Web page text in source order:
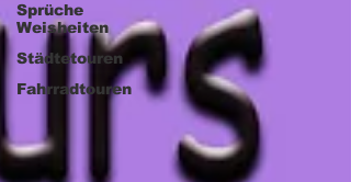
Sprüche
Weisheiten
Städtetouren
Fahrradtouren